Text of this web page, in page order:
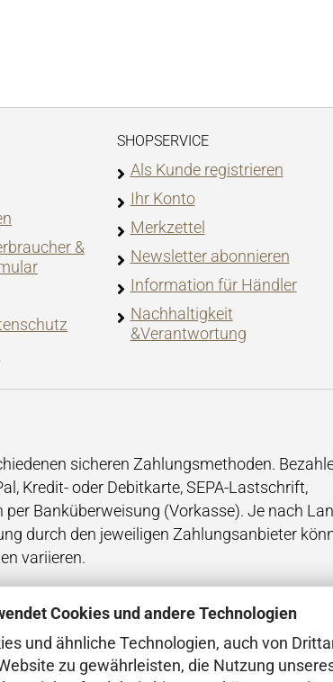
Cookies und andere Technologien
und ähnliche Technologien, auch von
zu gewährleisten, die Nutzung
&
SHOPSERVICE
Als Kunde registrieren
Ihr Konto
Merkzettel
Newsletter abonnieren
Information für Händler
Nachhaltigkeit
&Verantwortung
sicheren Zahlungsmethoden.
Kredit- oder Debitkarte, SEPA-Lastschrift,
per Banküberweisung (Vorkasse). Je nach
durch den jeweiligen Zahlungsanbieter
variieren.